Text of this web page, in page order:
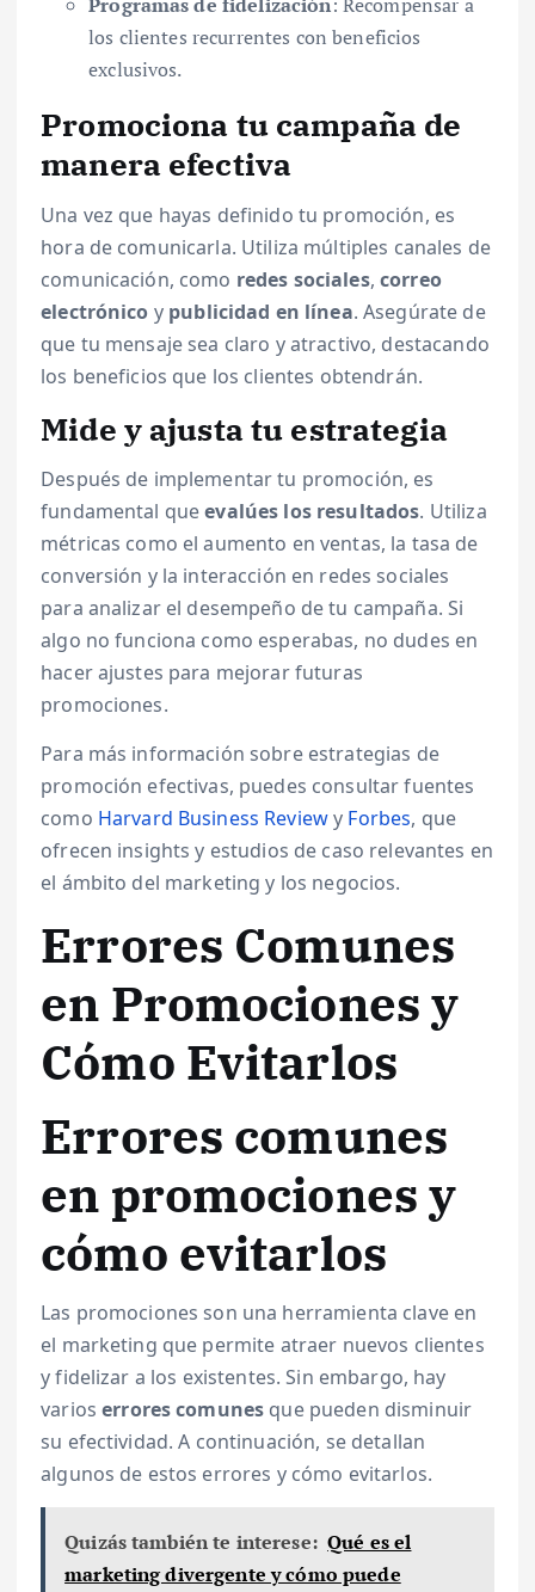
Programas de fidelización: Recompensar a
los clientes recurrentes con beneficios
exclusivos.
Promociona tu campaña de
manera efectiva
Una vez que hayas definido tu promoción, es
hora de comunicarla. Utiliza múltiples canales de
comunicación, como redes sociales,correo
electrónico y publicidad en línea. Asegúrate de
que tu mensaje sea claro y atractivo, destacando
los beneficios que los clientes obtendrán.
Mide y ajusta tu estrategia
Después de implementar tu promoción, es
fundamental queevalúes los resultados. Utiliza
métricas como el aumento en ventas, la tasa de
conversión y la interacción en redes sociales
para analizar el desempeño de tu campaña. Si
algo no funciona como esperabas, no dudes en
hacer ajustes para mejorar futuras
promociones.
Para más información sobre estrategias de
promoción efectivas, puedes consultar fuentes
como Harvard Business Reviewy Forbes, que
ofrecen insights y estudios de caso relevantes en
el ámbito del marketing y los negocios.
Errores Comunes
en Promociones y
Cómo Evitarlos
Errores comunes
en promociones y
cómo evitarlos
Las promociones son una herramienta clave en
el marketing que permite atraer nuevos clientes
y fidelizar a los existentes. Sin embargo, hay
varioserrores comunes que pueden disminuir
su efectividad. A continuación, se detallan
algunos de estos errores y cómo evitarlos.
Quizás también te interese: Qué es el
marketing divergente y cómo puede